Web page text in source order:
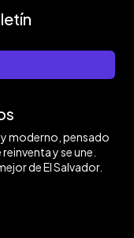
moderno, pensado
y se une.
de El Salvador.